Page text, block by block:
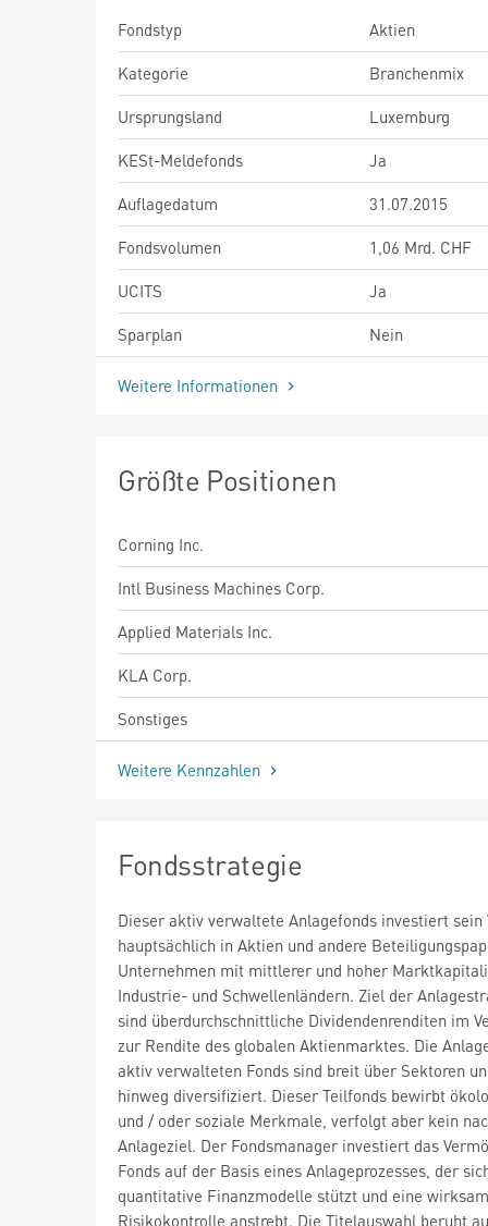
Fondstyp
Aktien
Kategorie
Branchenmix
Ursprungsland
Luxemburg
KESt-Meldefonds
Ja
Auflagedatum
31.07.2015
Fondsvolumen
1,06 Mrd. CHF
UCITS
Ja
Sparplan
Nein
Weitere Informationen
Größte Positionen
Corning Inc.
Intl Business Machines Corp.
Applied Materials Inc.
KLA Corp.
Sonstiges
Weitere Kennzahlen
Fondsstrategie
Dieser aktiv verwaltete Anlagefonds investiert sein
hauptsächlich in Aktien und andere
Unternehmen mit mittlerer und hoher
Industrie- und Schwellenländern. Ziel der
sind überdurchschnittliche Dividendenrenditen im
zur Rendite des globalen Aktienmarktes. Die
aktiv verwalteten Fonds sind breit über Sektoren
hinweg diversifiziert. Dieser Teilfonds bewirbt
und / oder soziale Merkmale, verfolgt aber kein
Anlageziel. Der Fondsmanager investiert das
Fonds auf der Basis eines Anlageprozesses, der
quantitative Finanzmodelle stützt und eine
Risikokontrolle anstrebt. Die Titelauswahl beruht